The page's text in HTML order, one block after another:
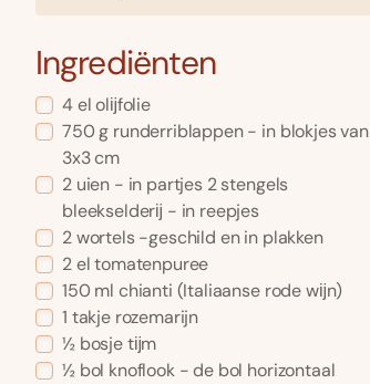
Ingrediënten
4 el olĳfolie
750 g runderriblappen - in blokjes van
3x3 cm
2 uien - in partjes 2 stengels
bleekselderĳ - in reepjes
2 wortels -geschild en in plakken
2 el tomatenpuree
150 ml chianti (Italiaanse rode wĳn)
1 takje rozemarijn
½ bosje tĳm
½ bol knoflook - de bol horizontaal